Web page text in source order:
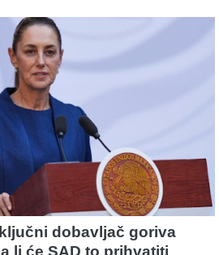
dobavljač goriva